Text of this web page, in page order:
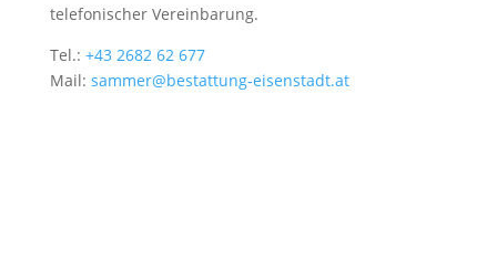
telefonischer Vereinbarung.
Tel.: +43 2682 62 677
Mail: sammer@bestattung-eisenstadt.at